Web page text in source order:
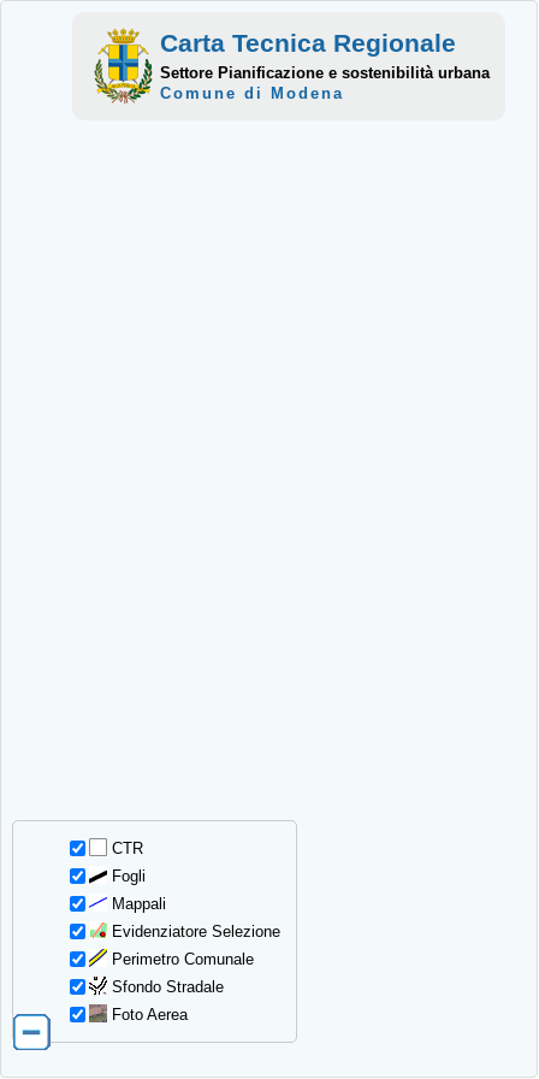
CTR
Fogli
Mappali
Evidenziatore Selezione
Perimetro Comunale
Sfondo Stradale
Foto Aerea
Carta Tecnica Regionale
Settore Pianificazione e sostenibilità urbana
Comune di Modena